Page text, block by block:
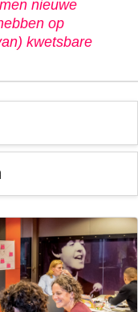
nieuwe
op
kwetsbare